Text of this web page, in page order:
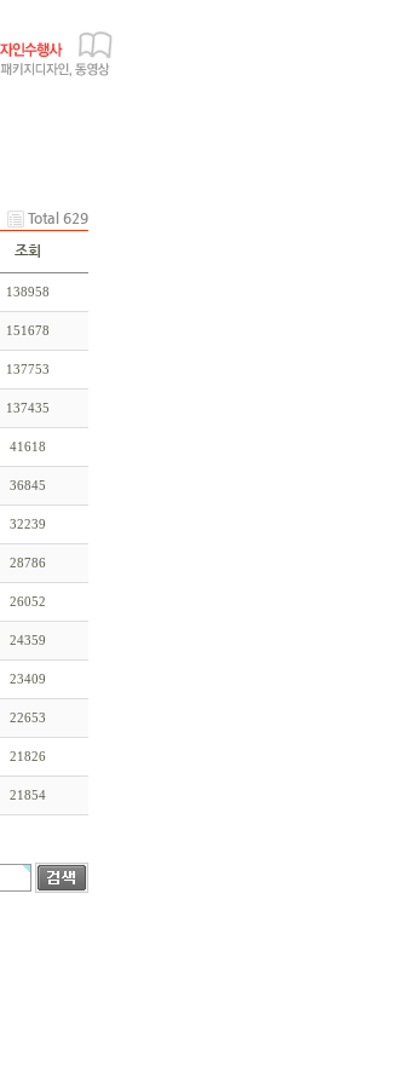
Total 629
조회
138958
151678
137753
137435
41618
36845
32239
28786
26052
24359
23409
22653
21826
21854